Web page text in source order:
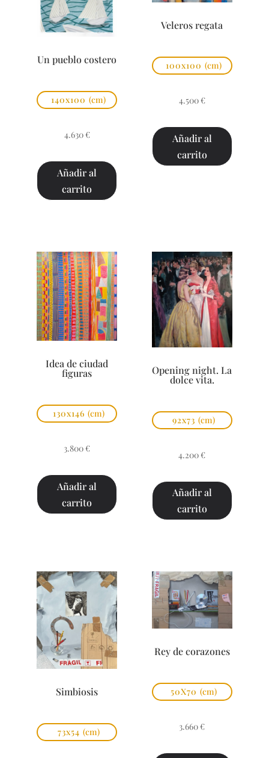
Un pueblo costero
140x100 (cm)
4.630 €
Añadir al
carrito
Veleros regata
100x100 (cm)
4.500 €
Añadir al
carrito
Idea de ciudad
figuras
130x146 (cm)
3.800 €
Añadir al
carrito
Opening night. La
dolce vita.
92x73 (cm)
4.200 €
Añadir al
carrito
Simbiosis
73x54 (cm)
Rey de corazones
50X70 (cm)
3.660 €